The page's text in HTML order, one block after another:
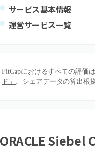
サービス基本情報
運営サービス一覧
FitGapにおけるすべての評価
ド」 、シェアデータの算出根
ORACLE Siebel